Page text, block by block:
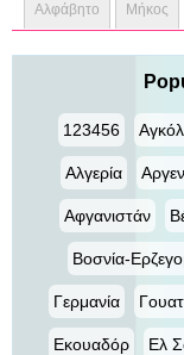
Αλφάβητο Μήκος
123456
Αλγερία
Αφγανιστάν
Βοσνία-
Γερμανία
Εκουαδόρ Ελ